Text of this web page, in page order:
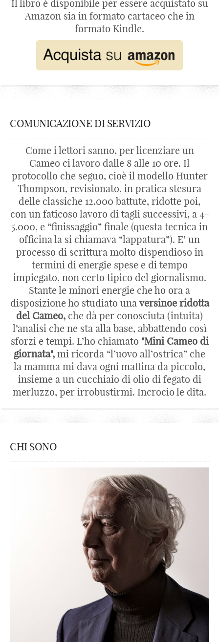
Il libro è disponibile per essere acquistato su
Amazon sia in formato cartaceo che in
formato Kindle.
COMUNICAZIONE DI SERVIZIO
Come i lettori sanno, per licenziare un
Cameo ci lavoro dalle 8 alle 10 ore. Il
protocollo che seguo, cioè il modello Hunter
Thompson, revisionato, in pratica stesura
delle classiche 12.000 battute, ridotte poi,
con un faticoso lavoro di tagli successivi, a 4-
5.000, e “finissaggio” finale (questa tecnica in
officina la si chiamava “lappatura”). E’ un
processo di scrittura molto dispendioso in
termini di energie spese e di tempo
impiegato, non certo tipico del giornalismo.
Stante le minori energie che ho ora a
disposizione ho studiato una versinoe ridotta
del Cameo, che dà per conosciuta (intuita)
l’analisi che ne sta alla base, abbattendo così
sforzi e tempi. L’ho chiamato "Mini Cameo di
giornata", mi ricorda “l’uovo all’ostrica” che
la mamma mi dava ogni mattina da piccolo,
insieme a un cucchiaio di olio di fegato di
merluzzo, per irrobustirmi. Incrocio le dita.
CHI SONO